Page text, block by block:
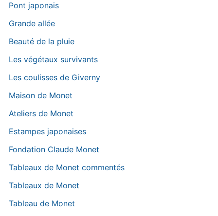
Pont japonais
Grande allée
Beauté de la pluie
Les végétaux survivants
Les coulisses de Giverny
Maison de Monet
Ateliers de Monet
Estampes japonaises
Fondation Claude Monet
Tableaux de Monet commentés
Tableaux de Monet
Tableau de Monet